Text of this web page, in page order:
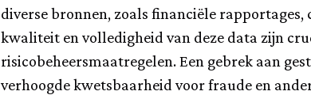
diverse bronnen, zoals financiële
kwaliteit en volledigheid van deze data zijn
risicobeheersmaatregelen. Een gebrek aan
verhoogde kwetsbaarheid voor fraude en